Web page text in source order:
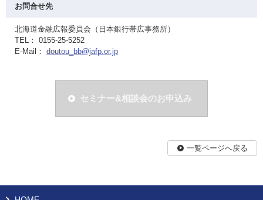
お問合せ先
北海道金融広報委員会（日本銀行帯広事務所）
TEL： 0155-25-5252
E-Mail： doutou_bb@jafp.or.jp
セミナー&相談会のお申込み
一覧ページへ戻る